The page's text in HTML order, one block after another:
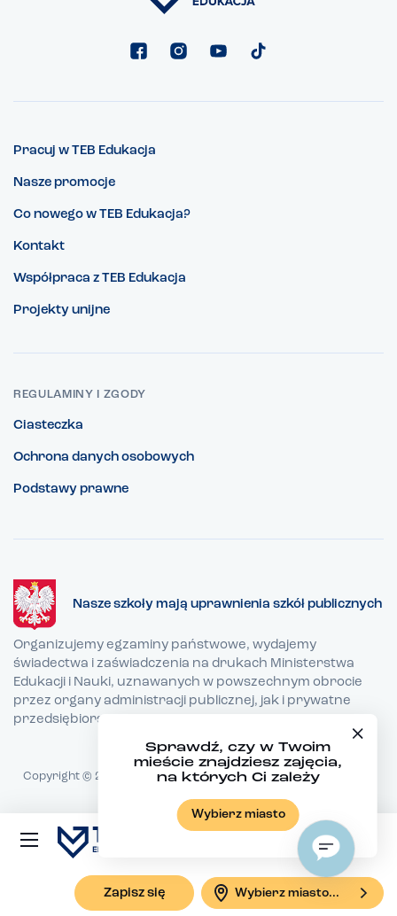
Zapisz się Wybierz miasto...
Sprawdź, czy w Twoim
mieście znajdziesz zajęcia,
na których Ci zależy
Wybierz miasto
Pracuj w TEB Edukacja
Nasze promocje
Co nowego w TEB Edukacja?
Kontakt
Współpraca z TEB Edukacja
Projekty unijne
REGULAMINY I ZGODY
Ciasteczka
Ochrona danych osobowych
Podstawy prawne
Nasze szkoły mają uprawnienia szkół publicznych
Organizujemy egzaminy państwowe, wydajemy
świadectwa i zaświadczenia na drukach Ministerstwa
Edukacji i Nauki, uznawanych w powszechnym obrocie
przez organy administracji publicznej, jak i prywatne
przedsiębiorstwa.
Copyright © 2026 TEB Edukacja - Wszystkie prawa zastrzeżone